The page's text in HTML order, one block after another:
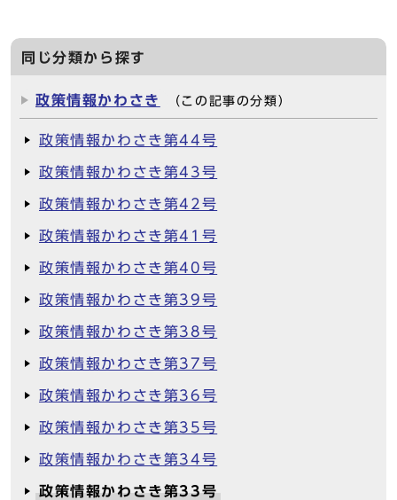
同じ分類から探す
政策情報かわさき （この記事の分類）
政策情報かわさき第44号
政策情報かわさき第43号
政策情報かわさき第42号
政策情報かわさき第41号
政策情報かわさき第40号
政策情報かわさき第39号
政策情報かわさき第38号
政策情報かわさき第37号
政策情報かわさき第36号
政策情報かわさき第35号
政策情報かわさき第34号
政策情報かわさき第33号